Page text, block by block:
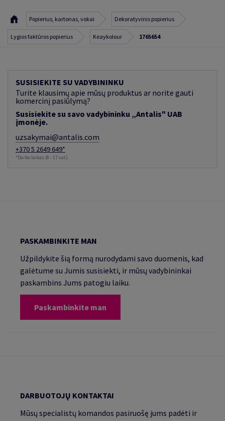
Popierius, kartonas, vokai Dekoratyvinis popierius
Lygios faktūros popierius Keaykolour 1765654
SUSISIEKITE SU VADYBININKU
Turite klausimų apie mūsų produktus ar norite gauti
komercinį pasiūlymą?
Susisiekite su savo vadybininku „Antalis" UAB
įmonėje.
uzsakymai@antalis.com
+370 5 2649 649*
*Darbo laikas (8 - 17 val.)
PASKAMBINKITE MAN
Užpildykite šią formą nurodydami savo duomenis, kad
galėtume su Jumis susisiekti, ir mūsų vadybininkai
paskambins Jums patogiu laiku.
Paskambinkite man
DARBUOTOJŲ KONTAKTAI
Mūsų specialistų komandos pasiruošę jums padėti ir